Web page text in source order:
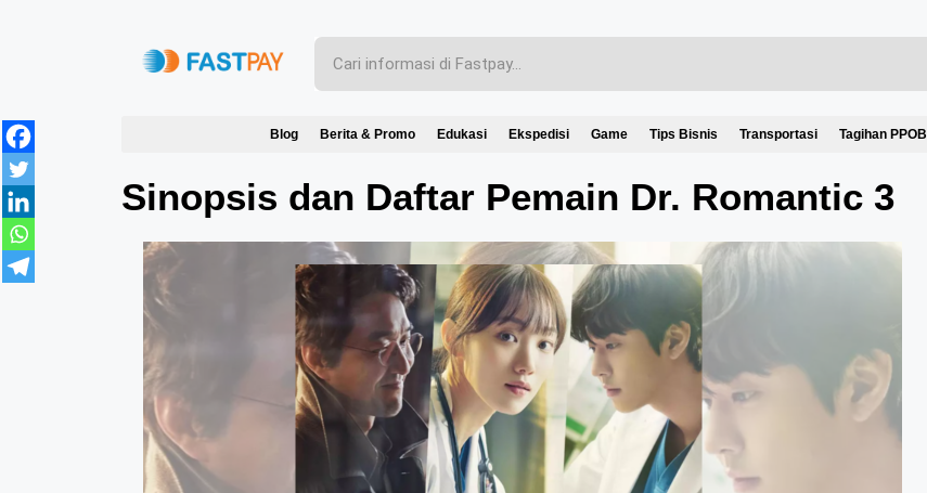
Blog Berita & Promo Edukasi Ekspedisi Game Tips Bisnis Transportasi Tagihan PPOB
Sinopsis dan Daftar Pemain Dr. Romantic 3